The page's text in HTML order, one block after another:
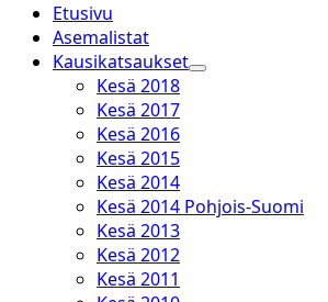
Etusivu
Asemalistat
Kausikatsaukset
open
Kesä 2018
Kesä 2017
Kesä 2016
Kesä 2015
Kesä 2014
Kesä 2014 Pohjois-Suomi
Kesä 2013
Kesä 2012
Kesä 2011